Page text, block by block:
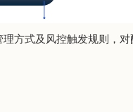
方式及风控触发规则，